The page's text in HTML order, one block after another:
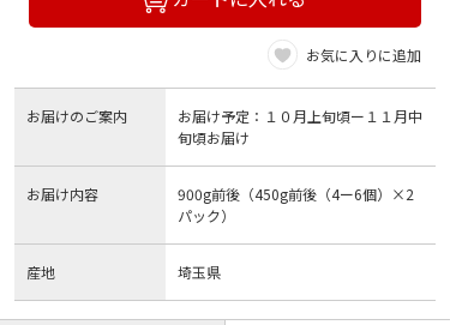
お気に入りに追加
お届けのご案内
お届け予定：１０月上旬頃ー１１月中
旬頃お届け
お届け内容
900g前後（450g前後（4ー6個）×2
パック）
産地 埼玉県